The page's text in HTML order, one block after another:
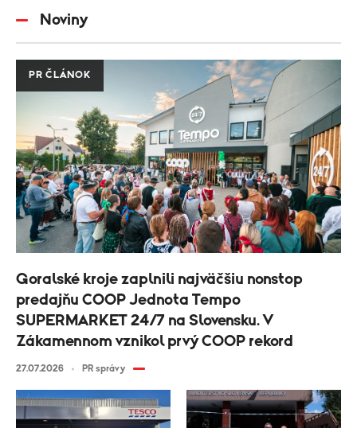
Noviny
PR ČLÁNOK
Goralské kroje zaplnili najväčšiu nonstop
predajňu COOP Jednota Tempo
SUPERMARKET 24/7 na Slovensku. V
Zákamennom vznikol prvý COOP rekord
27.07.2026 PR správy